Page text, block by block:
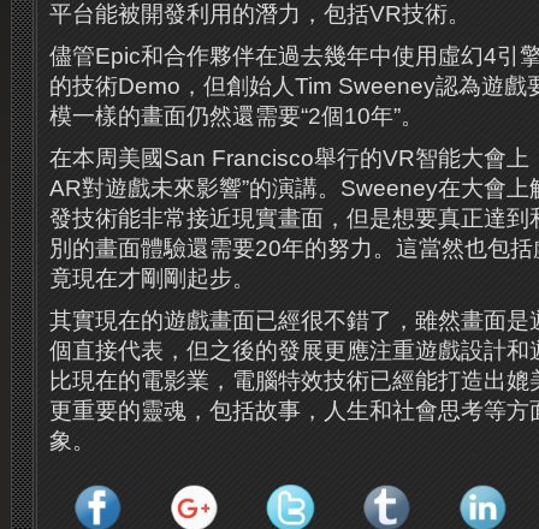
平台能被開發利用的潛力，包括VR技術。
儘管Epic和合作夥伴在過去幾年中使用虛幻4引
的技術Demo，但創始人Tim Sweeney認為遊戲
模一樣的畫面仍然還需要“2個10年”。
在本周美國San Francisco舉行的VR智能大會上
AR對遊戲未來影響”的演講。Sweeney在大會
發技術能非常接近現實畫面，但是想要真正達到
別的畫面體驗還需要20年的努力。這當然也包
竟現在才剛剛起步。
其實現在的遊戲畫面已經很不錯了，雖然畫面是
個直接代表，但之後的發展更應注重遊戲設計和
比現在的電影業，電腦特效技術已經能打造出
更重要的靈魂，包括故事，人生和社會思考等
象。